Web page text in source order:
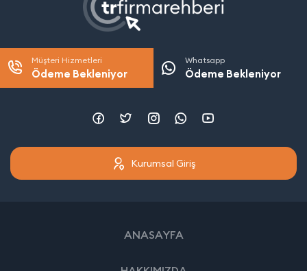
Müşteri Hizmetleri
Ödeme Bekleniyor
Whatsapp
Ödeme Bekleniyor
Kurumsal Giriş
ANASAYFA